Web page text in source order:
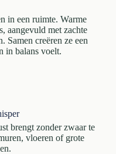
in een ruimte. Warme
aangevuld met zachte
Samen creëren ze een
in balans voelt.
brengt zonder zwaar te
vloeren of grote